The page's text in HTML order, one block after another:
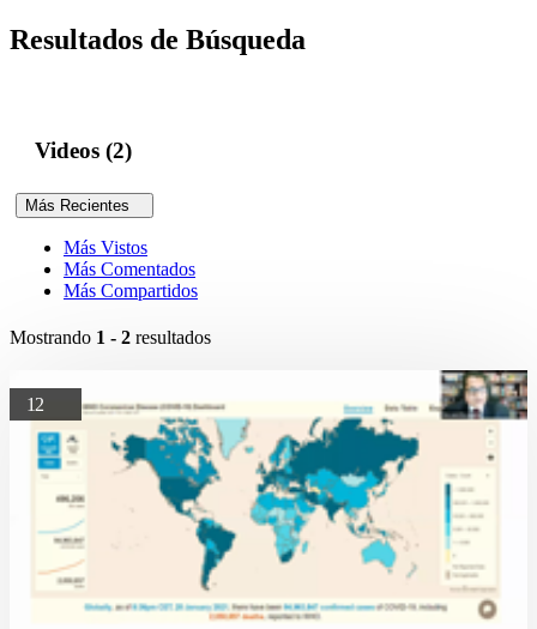
Resultados de Búsqueda
Videos (2)
Más Recientes
Más Vistos
Más Comentados
Más Compartidos
Mostrando 1 - 2 resultados
12